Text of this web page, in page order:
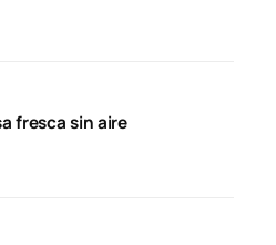
fresca sin aire